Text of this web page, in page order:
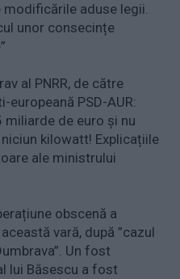
modificările aduse legii.
unor consecințe
al PNRR, de către
europeană PSD-AUR:
miliarde de euro și nu
kilowatt! Explicațiile
ale ministrului
obscenă a
vară, după ”cazul
Un fost
lui Băsescu a fost